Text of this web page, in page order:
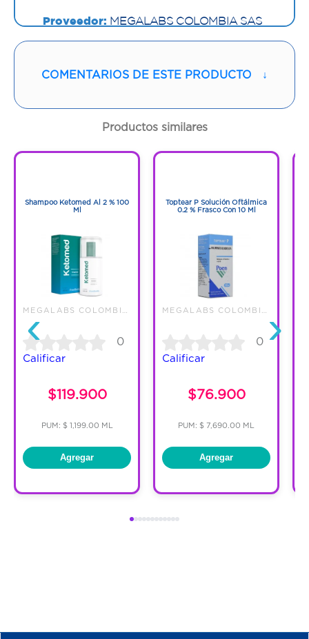
Proveedor: MEGALABS COLOMBIA SAS
10 Tabletas
Código:1282276
COMENTARIOS DE ESTE PRODUCTO ↓
Productos similares
‹
Shampoo Ketomed Al 2 % 100
Ml
0
Calificar
$119.900
PUM: $ 1,199.00 ML
Agregar
Toptear P Solución Oftálmica
0.2 % Frasco Con 10 Ml
0
Calificar
$76.900
PUM: $ 7,690.00 ML
Agregar
›